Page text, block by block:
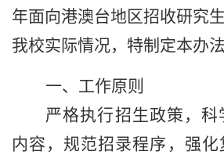
年面向港澳台地区招收研究
我校实际情况，特制定本办法
一、工作原则
严格执行招生政策，
内容，规范招录程序，强